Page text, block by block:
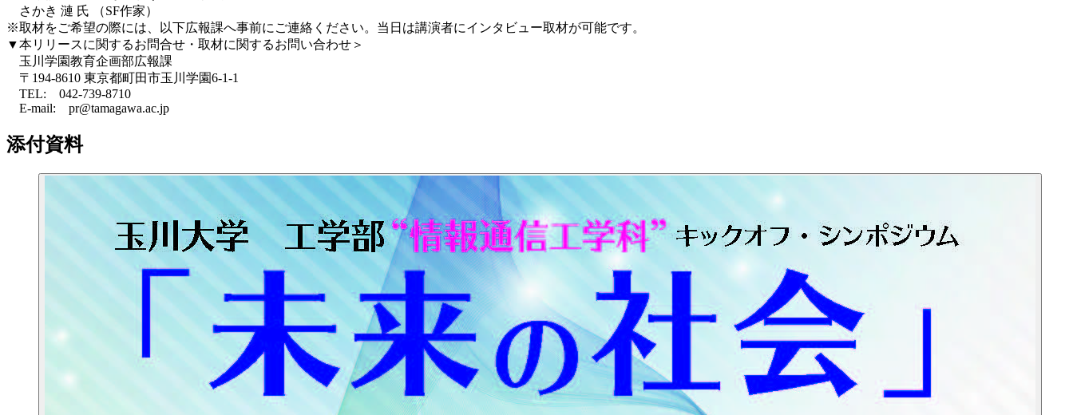
さかき 漣 氏 （SF作家）
※取材をご希望の際には、以下広報課へ事前にご連絡ください。当日は講演者にインタビュー取材が可能です。
▼本リリースに関するお問合せ・取材に関するお問い合わせ＞
玉川学園教育企画部広報課
〒194-8610 東京都町田市玉川学園6-1-1
TEL: 042-739-8710
E-mail: pr@tamagawa.ac.jp
添付資料